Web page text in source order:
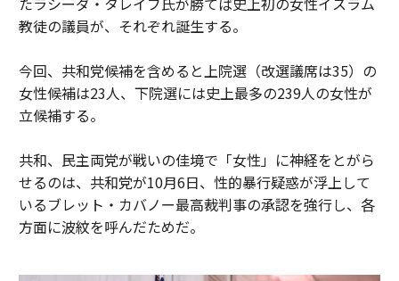
教徒の議員が、それぞれ誕生する。
今回、共和党候補を含めると上院選（改選議席は35）の
女性候補は23人、下院選には史上最多の239人の女性が
立候補する。
共和、民主両党が戦いの佳境で「女性」に神経をとがら
せるのは、共和党が10月6日、性的暴行疑惑が浮上して
いるブレット・カバノー最高裁判事の承認を強行し、各
方面に波紋を呼んだためだ。